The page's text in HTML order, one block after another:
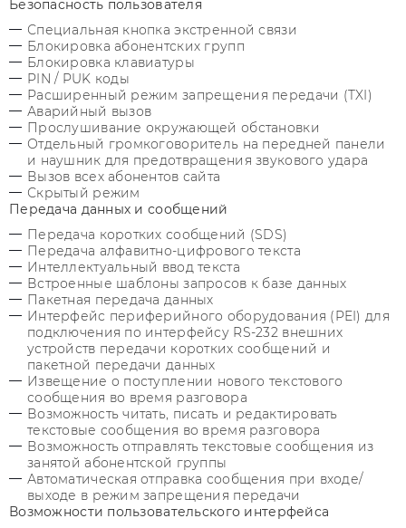
Безопасность пользователя
Специальная кнопка экстренной связи
Блокировка абонентских групп
Блокировка клавиатуры
PIN / PUK коды
Расширенный режим запрещения передачи (TXI)
Аварийный вызов
Прослушивание окружающей обстановки
Отдельный громкоговоритель на передней панели
и наушник для предотвращения звукового удара
Вызов всех абонентов сайта
Скрытый режим
Передача данных и сообщений
Передача коротких сообщений (SDS)
Передача алфавитно-цифрового текста
Интеллектуальный ввод текста
Встроенные шаблоны запросов к базе данных
Пакетная передача данных
Интерфейс периферийного оборудования (PEI) для
подключения по интерфейсу RS-232 внешних
устройств передачи коротких сообщений и
пакетной передачи данных
Извещение о поступлении нового текстового
сообщения во время разговора
Возможность читать, писать и редактировать
текстовые сообщения во время разговора
Возможность отправлять текстовые сообщения из
занятой абонентской группы
Автоматическая отправка сообщения при входе/
выходе в режим запрещения передачи
Возможности пользовательского интерфейса